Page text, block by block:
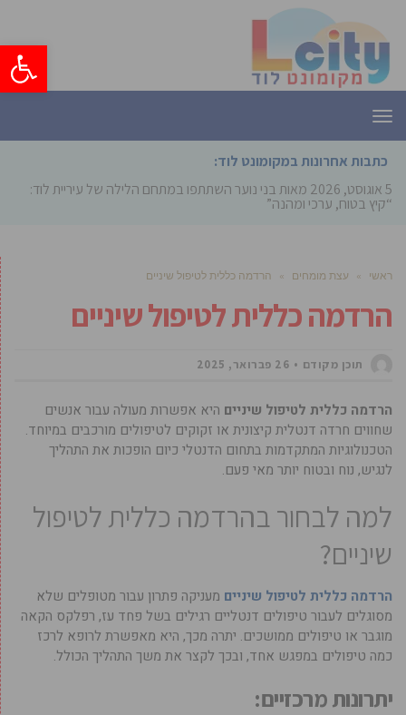
פתח
תפריט
כתבות אחרונות במקומונט לוד:
5 אוגוסט, 2026
מאות בני נוער השתתפו במתחם הלילה של עיריית לוד:
“קיץ בטוח, ערכי ומהנה”
ראשי » עצת מומחים » הרדמה כללית לטיפול שיניים
הרדמה כללית לטיפול שיניים
תוכן מקודם 26 פברואר, 2025
הרדמה כללית לטיפול שיניים היא אפשרות מעולה עבור אנשים
שחווים חרדה דנטלית קיצונית או זקוקים לטיפולים מורכבים במיוחד.
הטכנולוגיות המתקדמות בתחום הדנטלי כיום הופכות את התהליך
לנגיש, נוח ובטוח יותר מאי פעם.
למה לבחור בהרדמה כללית לטיפול
שיניים?
הרדמה כללית לטיפול שיניים מעניקה פתרון עבור מטופלים שלא
מסוגלים לעבור טיפולים דנטליים רגילים בשל פחד עז, רפלקס הקאה
מוגבר או טיפולים ממושכים. יתרה מכך, היא מאפשרת לרופא לרכז
כמה טיפולים במפגש אחד, ובכך לקצר את משך התהליך הכולל.
יתרונות מרכזיים: